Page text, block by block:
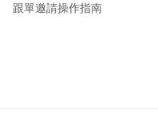
跟單邀請操作指南